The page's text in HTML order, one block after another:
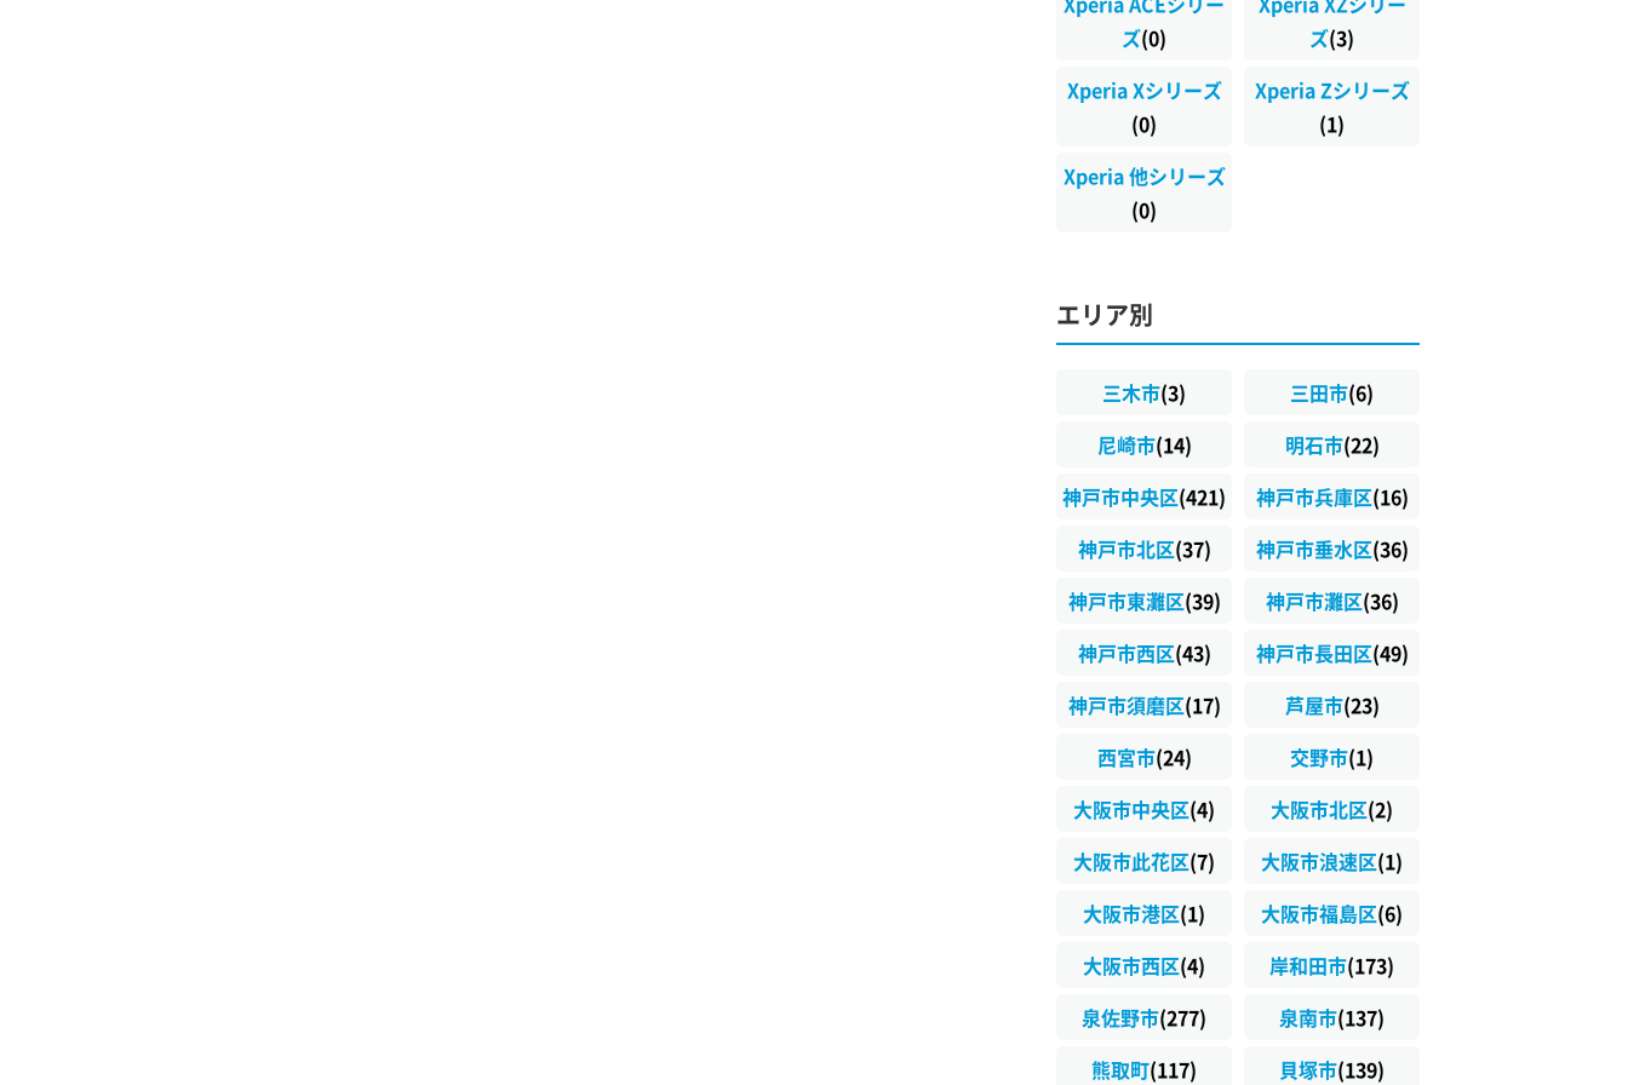
ズ(0)
ズ(3)
Xperia Xシリーズ
(0)
Xperia Zシリーズ
(1)
Xperia 他シリーズ
(0)
エリア別
三木市(3) 三田市(6)
尼崎市(14) 明石市(22)
神戸市中央区(421) 神戸市兵庫区(16)
神戸市北区(37) 神戸市垂水区(36)
神戸市東灘区(39) 神戸市灘区(36)
神戸市西区(43) 神戸市長田区(49)
神戸市須磨区(17) 芦屋市(23)
西宮市(24) 交野市(1)
大阪市中央区(4) 大阪市北区(2)
大阪市此花区(7) 大阪市浪速区(1)
大阪市港区(1) 大阪市福島区(6)
大阪市西区(4) 岸和田市(173)
泉佐野市(277) 泉南市(137)
熊取町(117) 貝塚市(139)